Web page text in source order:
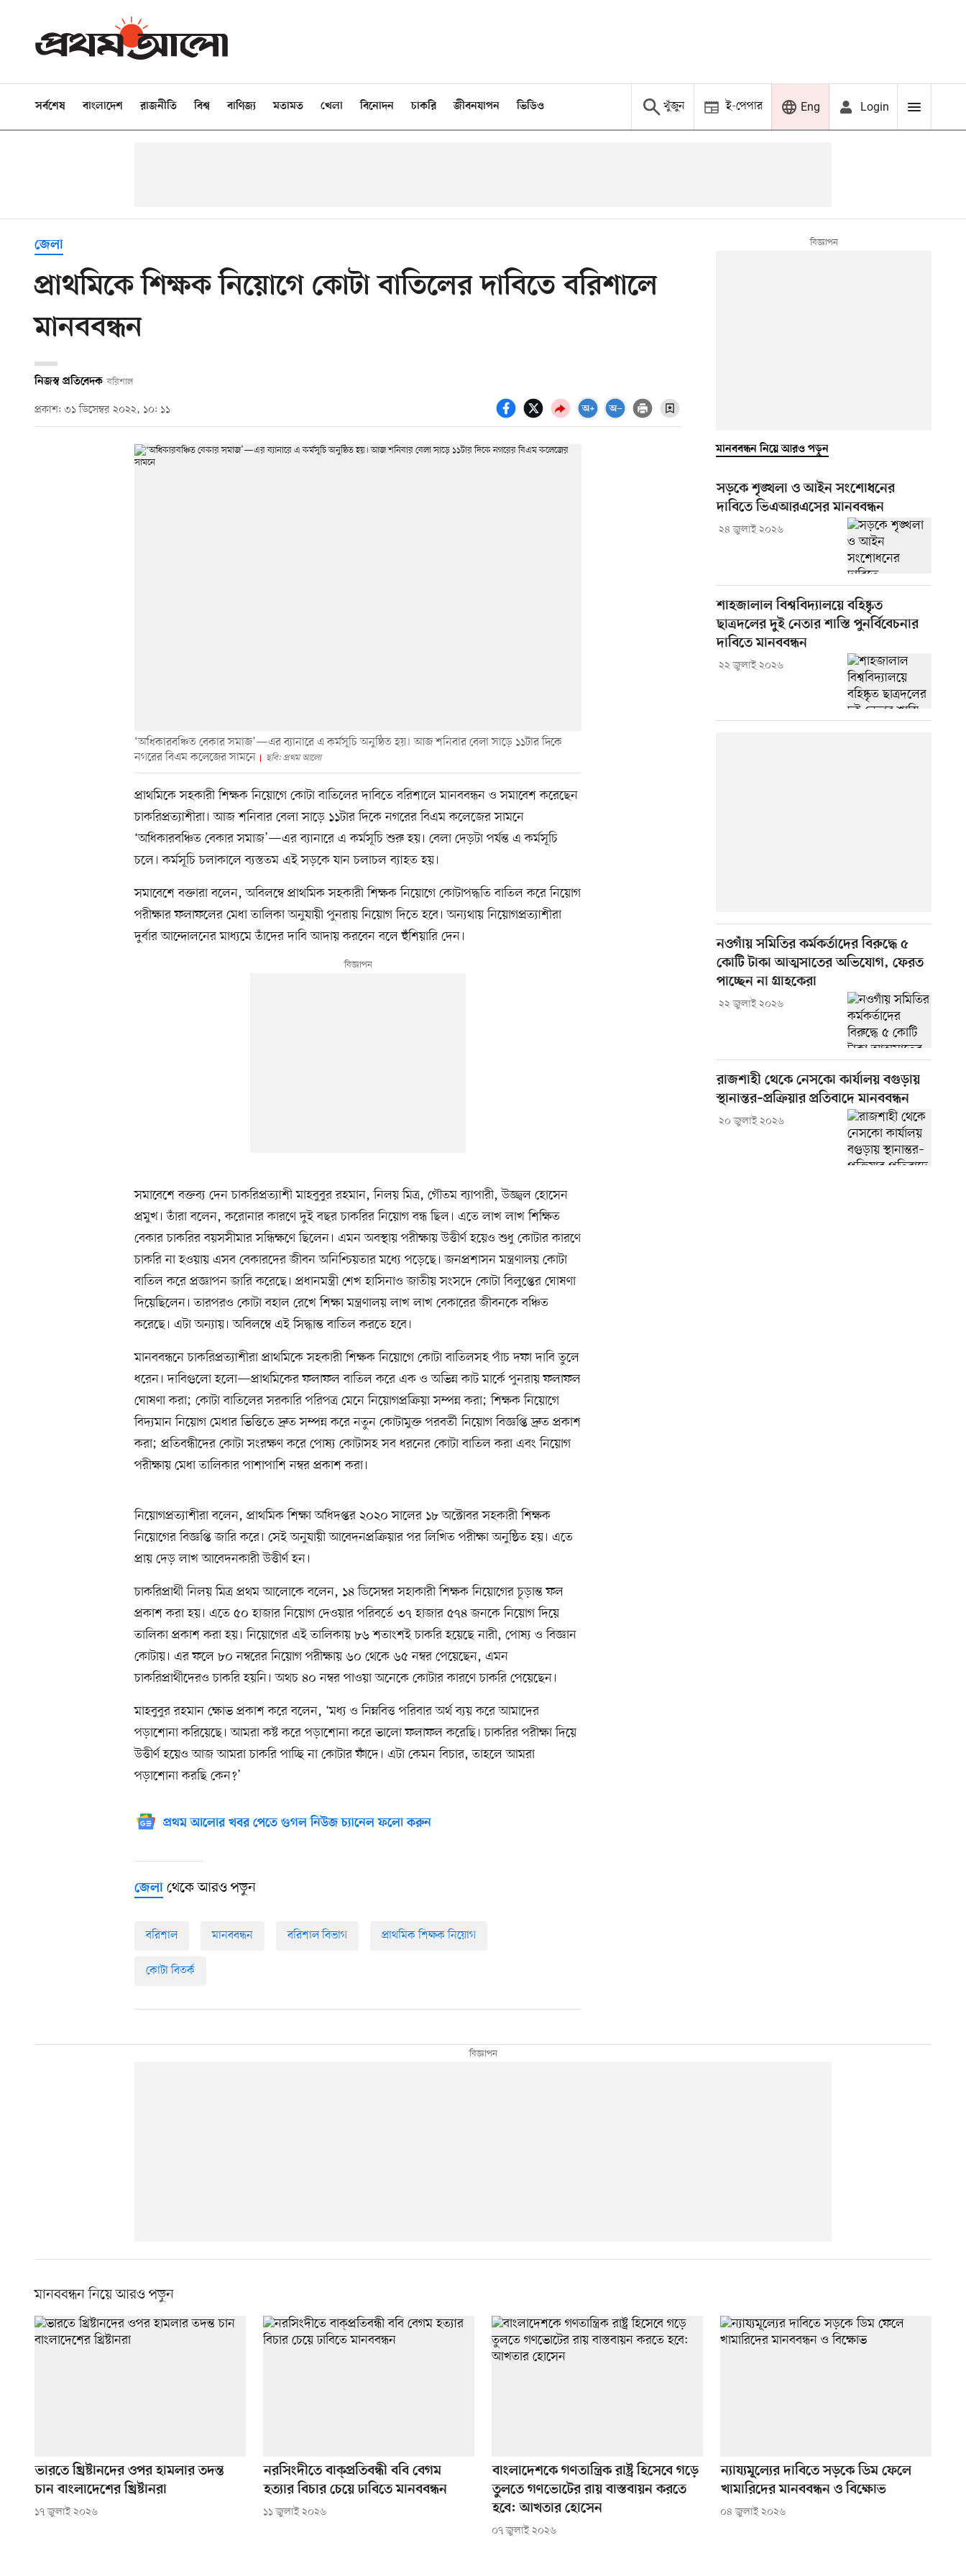
সর্বশেষ বাংলাদেশ রাজনীতি বিশ্ব বাণিজ্য মতামত খেলা বিনোদন চাকরি জীবনযাপন ভিডিও খুঁজুন ই-পেপার Eng Login
জেলা
প্রাথমিকে শিক্ষক নিয়োগে কোটা বাতিলের দাবিতে বরিশালে
মানববন্ধন
নিজস্ব প্রতিবেদক বরিশাল
প্রকাশ: ৩১ ডিসেম্বর ২০২২, ১০: ১১
‘অধিকারবঞ্চিত বেকার সমাজ’—এর ব্যানারে এ কর্মসূচি অনুষ্ঠিত হয়। আজ শনিবার বেলা সাড়ে ১১টার দিকে
নগরের বিএম কলেজের সামনে
ছবি: প্রথম আলো
প্রাথমিকে সহকারী শিক্ষক নিয়োগে কোটা বাতিলের দাবিতে বরিশালে মানববন্ধন ও সমাবেশ করেছেন
চাকরিপ্রত্যাশীরা। আজ শনিবার বেলা সাড়ে ১১টার দিকে নগরের বিএম কলেজের সামনে
‘অধিকারবঞ্চিত বেকার সমাজ’—এর ব্যানারে এ কর্মসূচি শুরু হয়। বেলা দেড়টা পর্যন্ত এ কর্মসূচি
চলে। কর্মসূচি চলাকালে ব্যস্ততম এই সড়কে যান চলাচল ব্যাহত হয়।
সমাবেশে বক্তারা বলেন, অবিলম্বে প্রাথমিক সহকারী শিক্ষক নিয়োগে কোটাপদ্ধতি বাতিল করে নিয়োগ
পরীক্ষার ফলাফলের মেধা তালিকা অনুযায়ী পুনরায় নিয়োগ দিতে হবে। অন্যথায় নিয়োগপ্রত্যাশীরা
দুর্বার আন্দোলনের মাধ্যমে তাঁদের দাবি আদায় করবেন বলে হুঁশিয়ারি দেন।
সমাবেশে বক্তব্য দেন চাকরিপ্রত্যাশী মাহবুবুর রহমান, নিলয় মিত্র, গৌতম ব্যাপারী, উজ্জ্বল হোসেন
প্রমুখ। তাঁরা বলেন, করোনার কারণে দুই বছর চাকরির নিয়োগ বন্ধ ছিল। এতে লাখ লাখ শিক্ষিত
বেকার চাকরির বয়সসীমার সন্ধিক্ষণে ছিলেন। এমন অবস্থায় পরীক্ষায় উত্তীর্ণ হয়েও শুধু কোটার কারণে
চাকরি না হওয়ায় এসব বেকারদের জীবন অনিশ্চিয়তার মধ্যে পড়েছে। জনপ্রশাসন মন্ত্রণালয় কোটা
বাতিল করে প্রজ্ঞাপন জারি করেছে। প্রধানমন্ত্রী শেখ হাসিনাও জাতীয় সংসদে কোটা বিলুপ্তের ঘোষণা
দিয়েছিলেন। তারপরও কোটা বহাল রেখে শিক্ষা মন্ত্রণালয় লাখ লাখ বেকারের জীবনকে বঞ্চিত
করেছে। এটা অন্যায়। অবিলম্বে এই সিদ্ধান্ত বাতিল করতে হবে।
মানববন্ধনে চাকরিপ্রত্যাশীরা প্রাথমিকে সহকারী শিক্ষক নিয়োগে কোটা বাতিলসহ পাঁচ দফা দাবি তুলে
ধরেন। দাবিগুলো হলো—প্রাথমিকের ফলাফল বাতিল করে এক ও অভিন্ন কাট মার্কে পুনরায় ফলাফল
ঘোষণা করা; কোটা বাতিলের সরকারি পরিপত্র মেনে নিয়োগপ্রক্রিয়া সম্পন্ন করা; শিক্ষক নিয়োগে
বিদ্যমান নিয়োগ মেধার ভিত্তিতে দ্রুত সম্পন্ন করে নতুন কোটামুক্ত পরবর্তী নিয়োগ বিজ্ঞপ্তি দ্রুত প্রকাশ
করা; প্রতিবন্ধীদের কোটা সংরক্ষণ করে পোষ্য কোটাসহ সব ধরনের কোটা বাতিল করা এবং নিয়োগ
পরীক্ষায় মেধা তালিকার পাশাপাশি নম্বর প্রকাশ করা।
নিয়োগপ্রত্যাশীরা বলেন, প্রাথমিক শিক্ষা অধিদপ্তর ২০২০ সালের ১৮ অক্টোবর সহকারী শিক্ষক
নিয়োগের বিজ্ঞপ্তি জারি করে। সেই অনুযায়ী আবেদনপ্রক্রিয়ার পর লিখিত পরীক্ষা অনুষ্ঠিত হয়। এতে
প্রায় দেড় লাখ আবেদনকারী উত্তীর্ণ হন।
চাকরিপ্রার্থী নিলয় মিত্র প্রথম আলোকে বলেন, ১৪ ডিসেম্বর সহাকারী শিক্ষক নিয়োগের চূড়ান্ত ফল
প্রকাশ করা হয়। এতে ৫০ হাজার নিয়োগ দেওয়ার পরিবর্তে ৩৭ হাজার ৫৭৪ জনকে নিয়োগ দিয়ে
তালিকা প্রকাশ করা হয়। নিয়োগের এই তালিকায় ৮৬ শতাংশই চাকরি হয়েছে নারী, পোষ্য ও বিজ্ঞান
কোটায়। এর ফলে ৮০ নম্বরের নিয়োগ পরীক্ষায় ৬০ থেকে ৬৫ নম্বর পেয়েছেন, এমন
চাকরিপ্রার্থীদেরও চাকরি হয়নি। অথচ ৪০ নম্বর পাওয়া অনেকে কোটার কারণে চাকরি পেয়েছেন।
মাহবুবুর রহমান ক্ষোভ প্রকাশ করে বলেন, ‘মধ্য ও নিম্নবিত্ত পরিবার অর্থ ব্যয় করে আমাদের
পড়াশোনা করিয়েছে। আমরা কষ্ট করে পড়াশোনা করে ভালো ফলাফল করেছি। চাকরির পরীক্ষা দিয়ে
উত্তীর্ণ হয়েও আজ আমরা চাকরি পাচ্ছি না কোটার ফাঁদে। এটা কেমন বিচার, তাহলে আমরা
পড়াশোনা করছি কেন?’
প্রথম আলোর খবর পেতে গুগল নিউজ চ্যানেল ফলো করুন
জেলা থেকে আরও পড়ুন
বরিশাল মানববন্ধন বরিশাল বিভাগ প্রাথমিক শিক্ষক নিয়োগ
কোটা বিতর্ক
মানববন্ধন নিয়ে আরও পড়ুন
সড়কে শৃঙ্খলা ও আইন সংশোধনের
দাবিতে ভিএআরএসের মানববন্ধন
২৪ জুলাই ২০২৬
শাহজালাল বিশ্ববিদ্যালয়ে বহিষ্কৃত
ছাত্রদলের দুই নেতার শাস্তি পুনর্বিবেচনার
দাবিতে মানববন্ধন
২২ জুলাই ২০২৬
নওগাঁয় সমিতির কর্মকর্তাদের বিরুদ্ধে ৫
কোটি টাকা আত্মসাতের অভিযোগ, ফেরত
পাচ্ছেন না গ্রাহকেরা
২২ জুলাই ২০২৬
রাজশাহী থেকে নেসকো কার্যালয় বগুড়ায়
স্থানান্তর–প্রক্রিয়ার প্রতিবাদে মানববন্ধন
২০ জুলাই ২০২৬
মানববন্ধন নিয়ে আরও পড়ুন
ভারতে খ্রিষ্টানদের ওপর হামলার তদন্ত
চান বাংলাদেশের খ্রিষ্টানরা
১৭ জুলাই ২০২৬
নরসিংদীতে বাক্প্রতিবন্ধী ববি বেগম
হত্যার বিচার চেয়ে ঢাবিতে মানববন্ধন
১১ জুলাই ২০২৬
বাংলাদেশকে গণতান্ত্রিক রাষ্ট্র হিসেবে গড়ে
তুলতে গণভোটের রায় বাস্তবায়ন করতে
হবে: আখতার হোসেন
০৭ জুলাই ২০২৬
ন্যায্যমূল্যের দাবিতে সড়কে ডিম ফেলে
খামারিদের মানববন্ধন ও বিক্ষোভ
০৪ জুলাই ২০২৬